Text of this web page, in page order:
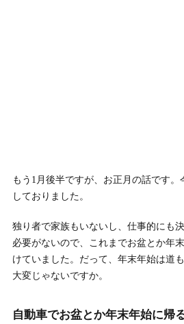
もう1月後半ですが、お正月の話です
しておりました。
独り者で家族もいないし、仕事的にも
必要がないので、これまでお盆とか年
けていました。だって、年末年始は道
大変じゃないですか。
自動車でお盆とか年末年始に帰